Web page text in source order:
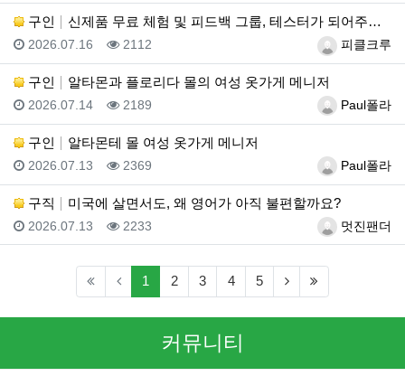
구인 신제품 무료 체험 및 피드백 그룹, 테스터가 되어주세요…
등록자피클크루
등록일
2026.07.16 조회
2112
구인 알타몬과 플로리다 몰의 여성 옷가게 메니저
등록자Paul폴라
등록일
2026.07.14 조회
2189
구인 알타몬테 몰 여성 옷가게 메니저
등록자Paul폴라
등록일
2026.07.13 조회
2369
구직 미국에 살면서도, 왜 영어가 아직 불편할까요?
등록자멋진팬더
등록일
2026.07.13 조회
2233
1 (current)
2 3 4 5 (next)
커뮤니티